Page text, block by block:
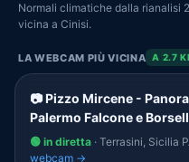
Normali climatiche dalla rianalisi
vicina a Cinisi.
LA WEBCAM PIÙ VICINA A 2.7
📷 Pizzo Mircene -
Palermo Falcone e
🟢 in diretta · Terrasini, Sicilia
webcam →